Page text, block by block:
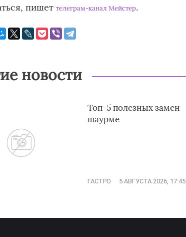
пишет телеграм-канал Мейстер.
новости
Топ-5 полезных замен
шаурме
ГАСТРО 5 АВГУСТА 2026, 17:45